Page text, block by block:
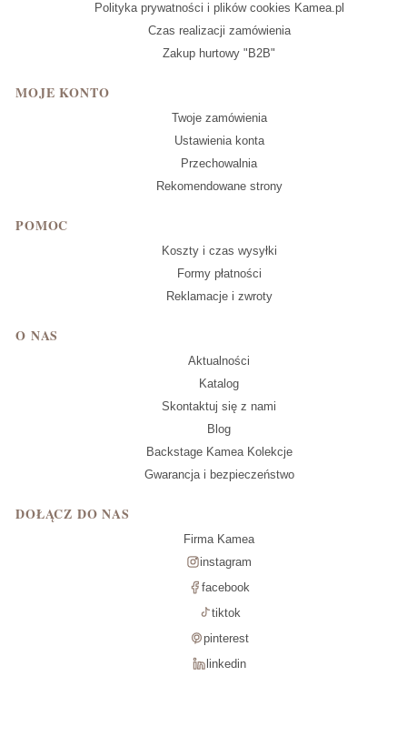
Polityka prywatności i plików cookies Kamea.pl
Czas realizacji zamówienia
Zakup hurtowy "B2B"
MOJE KONTO
Twoje zamówienia
Ustawienia konta
Przechowalnia
Rekomendowane strony
POMOC
Koszty i czas wysyłki
Formy płatności
Reklamacje i zwroty
O NAS
Aktualności
Katalog
Skontaktuj się z nami
Blog
Backstage Kamea Kolekcje
Gwarancja i bezpieczeństwo
DOŁĄCZ DO NAS
Firma Kamea
instagram
facebook
tiktok
pinterest
linkedin